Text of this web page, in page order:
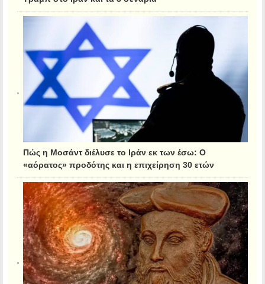
Πώς η Μοσάντ διέλυσε το Ιράν εκ των έσω: Ο
«αόρατος» προδότης και η επιχείρηση 30 ετών